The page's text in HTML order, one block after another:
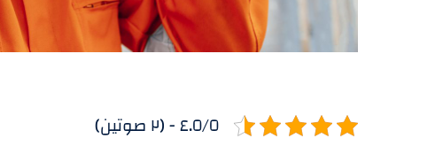
٤.٥/٥ - (٢ صوتين)